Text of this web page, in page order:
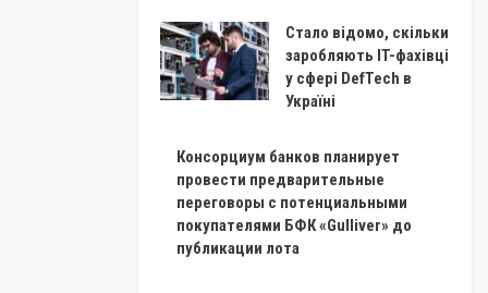
Стало відомо, скільки
заробляють IT-фахівці
у сфері DefTech в
Україні
Консорциум банков планирует
провести предварительные
переговоры с потенциальными
покупателями БФК «Gulliver» до
публикации лота